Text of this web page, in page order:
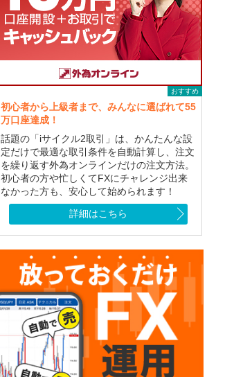
最高取引単位で比較
マージンコールで比較
セミナー(実地セミナー/Webセミナー）で比
較
取引要綱を見ながらで比較
おすすめ
初心者から上級者まで、みんなに選ばれて55
万口座達成！
話題の「iサイクル2取引」は、かんたんな設
定だけで最適な取引条件を自動計算し、注文
を繰り返す外為オンラインだけの注文方法。
初心者の方や忙しくてFXにチャレンジ出来
なかった方も、安心して始められます！
詳細はこちら